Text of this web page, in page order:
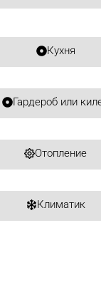
Климатик
Отопление
Гардероб или
Кухня